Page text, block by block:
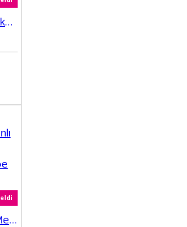
Yapışkanlı Gold Beyaz Akustik Esnek 3D Lambiri 68x68cm Ofis Salon Ev Köpük Duvar Paneli Kağıdı NW192
8cmx200cm Açık Ekru Meva Kendinden Yapışkanlı Kauçuk Kenar Koruma Bebek Çocuk Kenar Darbe Koruma